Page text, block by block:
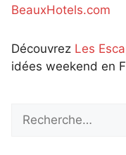
BeauxHotels.com
Découvrez Les
idées weekend en